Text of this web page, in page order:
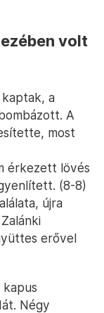
volt
a
A
most
érkezett lövés
(8-8)
újra
erővel
Négy